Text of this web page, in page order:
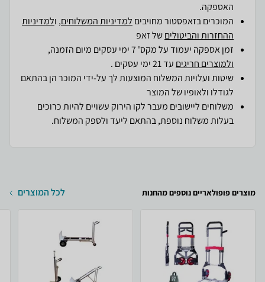
האספקה.
המוכרים בזאפסטור מחויבים למדיניות המשלוחים, ולמדיניות
ההחזרות והביטוליםשל זאפ
זמן אספקה יעמוד על מקס' 7 ימי עסקים מיום הזמנה,
ולמוצרים חריגים עד 21 ימי עסקים .
שיטות ועלויות המשלוח המוצעות לך על-ידי המוכר הן בהתאם
לגודלו ולאופיו של המוצר
משלוחים ליישובים מעבר לקו הירוק עשויים להיות כרוכים
בעלות משלוח נוספת, בהתאם ליעד ולספק המשלוח.
מוצרים פופולאריים נוספים מהחנות לכל המוצרים